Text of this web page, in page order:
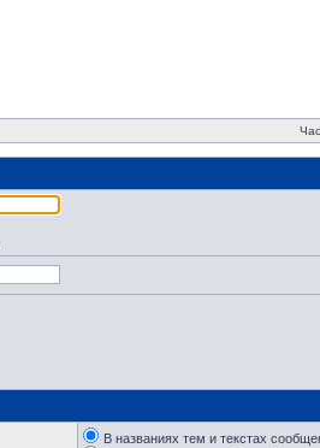
В названиях тем и текстах